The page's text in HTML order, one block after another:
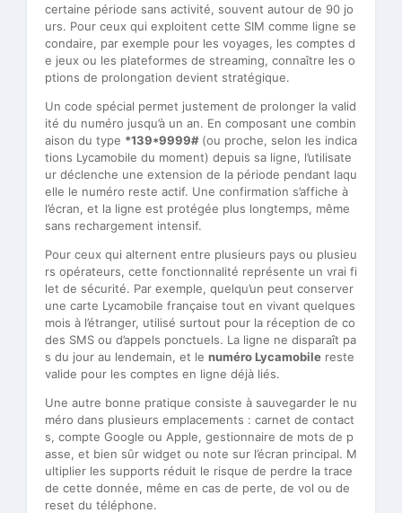
certaine période sans activité, souvent autour de 90 jo
urs. Pour ceux qui exploitent cette SIM comme ligne se
condaire, par exemple pour les voyages, les comptes d
e jeux ou les plateformes de streaming, connaître les o
ptions de prolongation devient stratégique.
Un code spécial permet justement de prolonger la valid
ité du numéro jusqu’à un an. En composant une combin
aison du type *139*9999#(ou proche, selon les indica
tions Lycamobile du moment) depuis sa ligne, l’utilisate
ur déclenche une extension de la période pendant laqu
elle le numéro reste actif. Une confirmation s’affiche à
l’écran, et la ligne est protégée plus longtemps, même
sans rechargement intensif.
Pour ceux qui alternent entre plusieurs pays ou plusieu
rs opérateurs, cette fonctionnalité représente un vrai fi
let de sécurité. Par exemple, quelqu’un peut conserver
une carte Lycamobile française tout en vivant quelques
mois à l’étranger, utilisé surtout pour la réception de co
des SMS ou d’appels ponctuels. La ligne ne disparaît pa
s du jour au lendemain, et le numéro Lycamobile reste
valide pour les comptes en ligne déjà liés.
Une autre bonne pratique consiste à sauvegarder le nu
méro dans plusieurs emplacements : carnet de contact
s, compte Google ou Apple, gestionnaire de mots de p
asse, et bien sûr widget ou note sur l’écran principal. M
ultiplier les supports réduit le risque de perdre la trace
de cette donnée, même en cas de perte, de vol ou de
reset du téléphone.